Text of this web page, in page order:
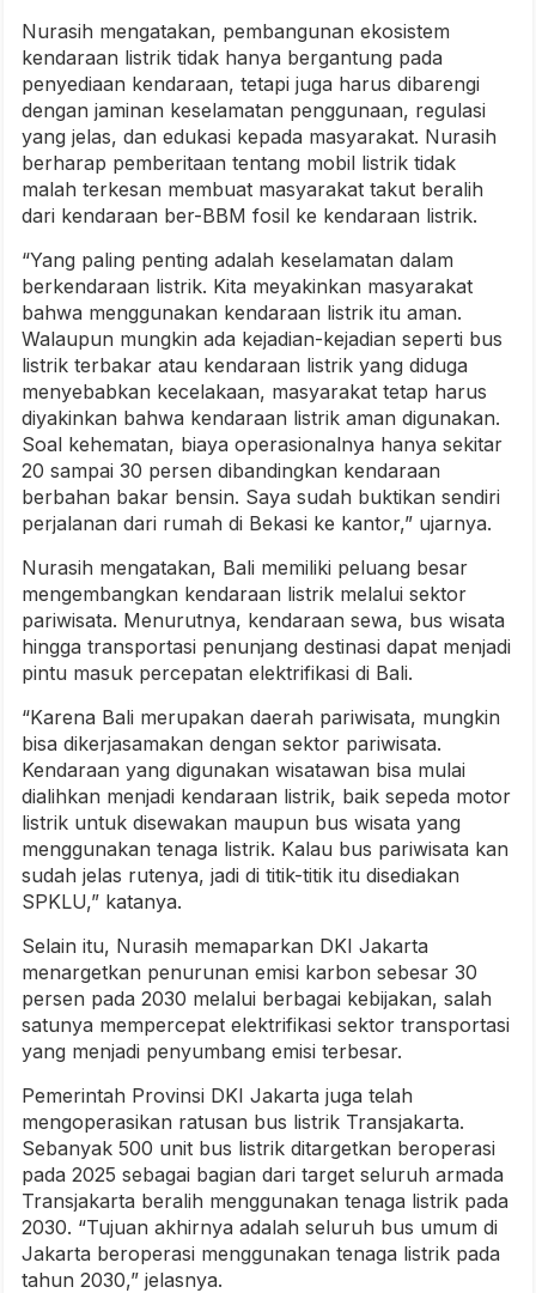
Nurasih mengatakan, pembangunan ekosistem
kendaraan listrik tidak hanya bergantung pada
penyediaan kendaraan, tetapi juga harus dibarengi
dengan jaminan keselamatan penggunaan, regulasi
yang jelas, dan edukasi kepada masyarakat. Nurasih
berharap pemberitaan tentang mobil listrik tidak
malah terkesan membuat masyarakat takut beralih
dari kendaraan ber-BBM fosil ke kendaraan listrik.
“Yang paling penting adalah keselamatan dalam
berkendaraan listrik. Kita meyakinkan masyarakat
bahwa menggunakan kendaraan listrik itu aman.
Walaupun mungkin ada kejadian-kejadian seperti bus
listrik terbakar atau kendaraan listrik yang diduga
menyebabkan kecelakaan, masyarakat tetap harus
diyakinkan bahwa kendaraan listrik aman digunakan.
Soal kehematan, biaya operasionalnya hanya sekitar
20 sampai 30 persen dibandingkan kendaraan
berbahan bakar bensin. Saya sudah buktikan sendiri
perjalanan dari rumah di Bekasi ke kantor,” ujarnya.
Nurasih mengatakan, Bali memiliki peluang besar
mengembangkan kendaraan listrik melalui sektor
pariwisata. Menurutnya, kendaraan sewa, bus wisata
hingga transportasi penunjang destinasi dapat menjadi
pintu masuk percepatan elektrifikasi di Bali.
“Karena Bali merupakan daerah pariwisata, mungkin
bisa dikerjasamakan dengan sektor pariwisata.
Kendaraan yang digunakan wisatawan bisa mulai
dialihkan menjadi kendaraan listrik, baik sepeda motor
listrik untuk disewakan maupun bus wisata yang
menggunakan tenaga listrik. Kalau bus pariwisata kan
sudah jelas rutenya, jadi di titik-titik itu disediakan
SPKLU,” katanya.
Selain itu, Nurasih memaparkan DKI Jakarta
menargetkan penurunan emisi karbon sebesar 30
persen pada 2030 melalui berbagai kebijakan, salah
satunya mempercepat elektrifikasi sektor transportasi
yang menjadi penyumbang emisi terbesar.
Pemerintah Provinsi DKI Jakarta juga telah
mengoperasikan ratusan bus listrik Transjakarta.
Sebanyak 500 unit bus listrik ditargetkan beroperasi
pada 2025 sebagai bagian dari target seluruh armada
Transjakarta beralih menggunakan tenaga listrik pada
2030. “Tujuan akhirnya adalah seluruh bus umum di
Jakarta beroperasi menggunakan tenaga listrik pada
tahun 2030,” jelasnya.